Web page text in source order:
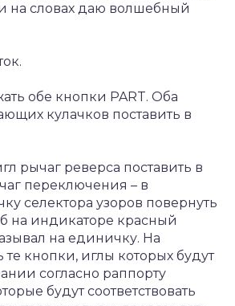
на словах даю волшебный
обе кнопки PART. Оба
кулачков поставить в
рычаг реверса поставить в
переключения – в
селектора узоров повернуть
на индикаторе красный
на единичку. На
те кнопки, иглы которых будут
согласно раппорту
будут соответствовать